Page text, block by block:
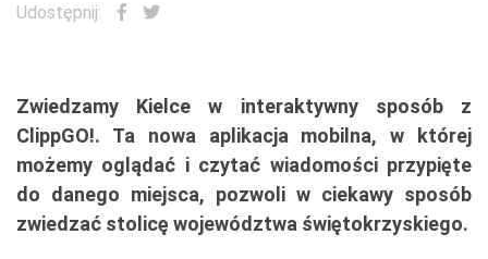
Udostępnij:
Zwiedzamy Kielce w interaktywny sposób z
ClippGO!. Ta nowa aplikacja mobilna, w której
możemy oglądać i czytać wiadomości przypięte
do danego miejsca, pozwoli w ciekawy sposób
zwiedzać stolicę województwa świętokrzyskiego.